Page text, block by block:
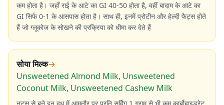
कम होता है। जहाँ राई के आटे का GI 40-50 होता है, वहीं बादाम के आटे का
GI सिर्फ 0-1 के आसपास होता है। साथ ही, इनमें प्रोटीन और हेल्दी फैट्स होते
हैं जो ग्लूकोज के सोखने की प्रक्रिया को धीमा कर देते हैं
सोया मिल्क→
Unsweetened Almond Milk, Unsweetened
Coconut Milk, Unsweetened Cashew Milk